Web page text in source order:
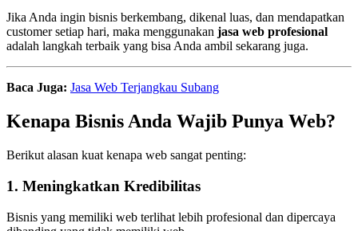
Jika Anda ingin bisnis berkembang, dikenal luas, dan mendapatkan
customer setiap hari, maka menggunakan jasa web profesional
adalah langkah terbaik yang bisa Anda ambil sekarang juga.
Baca Juga: Jasa Web Terjangkau Subang
Kenapa Bisnis Anda Wajib Punya Web?
Berikut alasan kuat kenapa web sangat penting:
1. Meningkatkan Kredibilitas
Bisnis yang memiliki web terlihat lebih profesional dan dipercaya